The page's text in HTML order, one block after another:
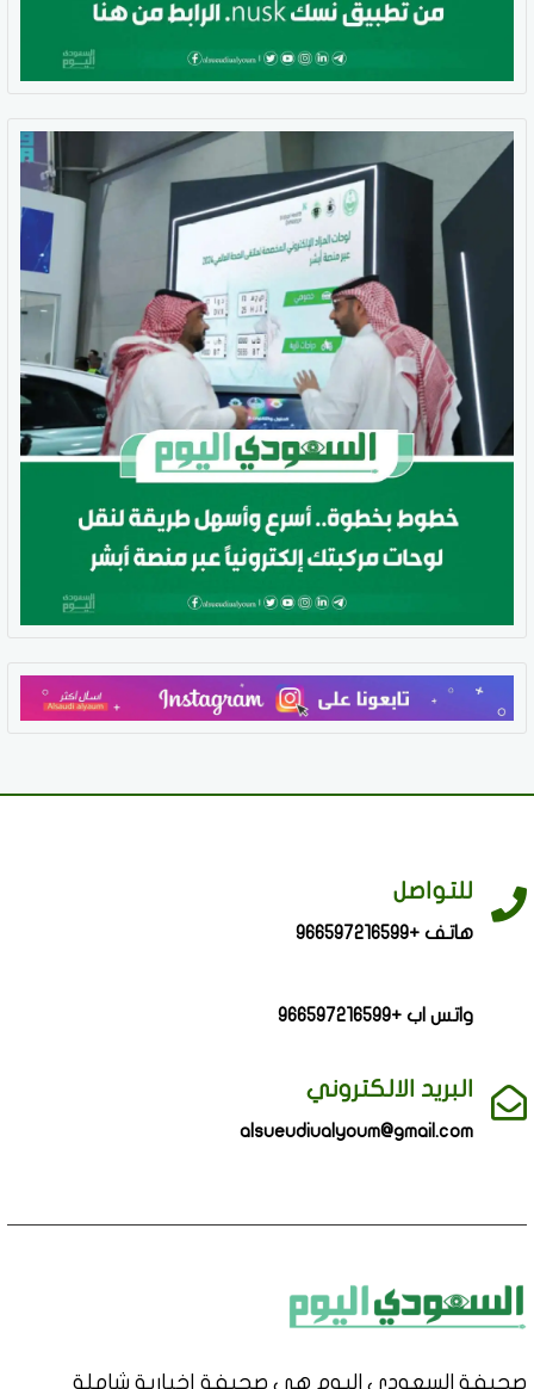
للتواصل
هاتف +966597216599
واتس اب +966597216599
البريد الالكتروني
alsueudiualyoum@gmail.com
صحيفة السعودي اليوم هي صحيفة إخبارية شاملة